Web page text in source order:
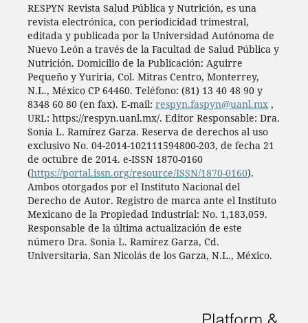
RESPYN Revista Salud Pública y Nutrición, es una
revista electrónica, con periodicidad trimestral,
editada y publicada por la Universidad Autónoma de
Nuevo León a través de la Facultad de Salud Pública y
Nutrición. Domicilio de la Publicación: Aguirre
Pequeño y Yuriria, Col. Mitras Centro, Monterrey,
N.L., México CP 64460. Teléfono: (81) 13 40 48 90 y
8348 60 80 (en fax). E-mail: respyn.faspyn@uanl.mx,
URL: https://respyn.uanl.mx/. Editor Responsable: Dra.
Sonia L. Ramírez Garza. Reserva de derechos al uso
exclusivo No. 04-2014-102111594800-203, de fecha 21
de octubre de 2014. e-ISSN 1870-0160
(https://portal.issn.org/resource/ISSN/1870-0160).
Ambos otorgados por el Instituto Nacional del
Derecho de Autor. Registro de marca ante el Instituto
Mexicano de la Propiedad Industrial: No. 1,183,059.
Responsable de la última actualización de este
número Dra. Sonia L. Ramírez Garza, Cd.
Universitaria, San Nicolás de los Garza, N.L., México.